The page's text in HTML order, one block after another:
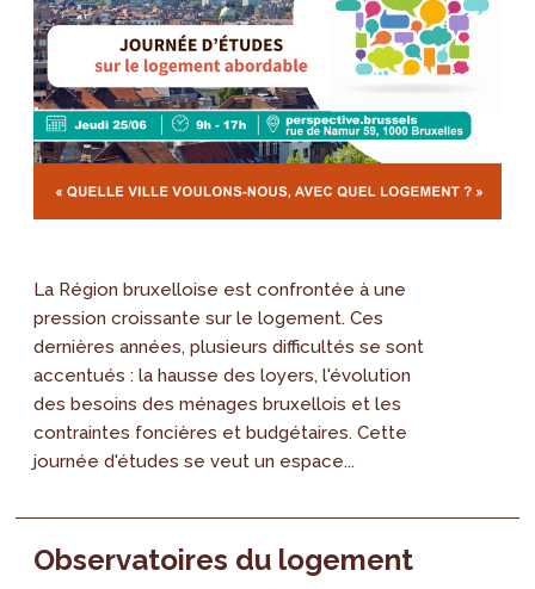
La Région bruxelloise est confrontée à une
pression croissante sur le logement. Ces
dernières années, plusieurs difficultés se sont
accentués : la hausse des loyers, l'évolution
des besoins des ménages bruxellois et les
contraintes foncières et budgétaires. Cette
journée d'études se veut un espace...
Observatoires du logement